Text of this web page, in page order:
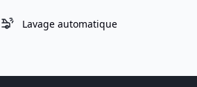
Lavage automatique